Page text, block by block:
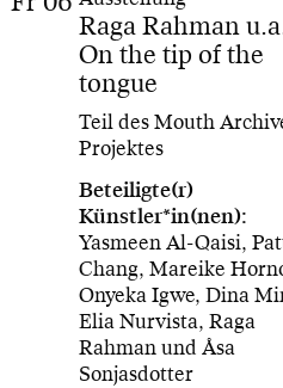
Raga Rahman
On the tip of the
tongue
Teil des Mouth
Projektes
Beteiligte(r)
Künstler*in(nen):
Yasmeen Al-Qaisi,
Chang, Mareike
Onyeka Igwe, Dina
Elia Nurvista, Raga
Rahman und Åsa
Sonjasdotter